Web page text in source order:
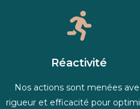
Réactivité
Nos actions sont menées
rigueur et efficacité pour